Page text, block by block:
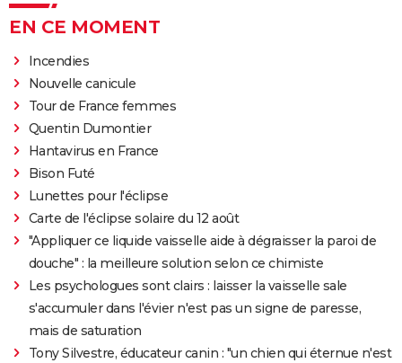
EN CE MOMENT
Incendies
Nouvelle canicule
Tour de France femmes
Quentin Dumontier
Hantavirus en France
Bison Futé
Lunettes pour l'éclipse
Carte de l'éclipse solaire du 12 août
"Appliquer ce liquide vaisselle aide à dégraisser la paroi de
douche" : la meilleure solution selon ce chimiste
Les psychologues sont clairs : laisser la vaisselle sale
s'accumuler dans l'évier n'est pas un signe de paresse,
mais de saturation
Tony Silvestre, éducateur canin : "un chien qui éternue n'est